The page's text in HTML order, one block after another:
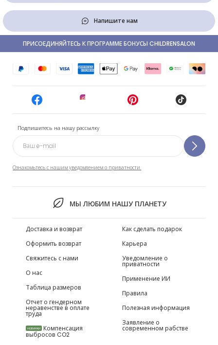
Напишите нам
Подпишитесь на нашу рассылку
Ознакомьтесь с нашим уведомлением о приватности.
МЫ ЛЮБИМ НАШУ ПЛАНЕТУ
ПРИСОЕДИНЯЙТЕСЬ К ПРОГРАММЕ БОНУСЫ CHILDRENSALON
Доставка и возврат
Оформить возврат
Свяжитесь с нами
О нас
Таблица размеров
Отчет о гендерном
неравенстве в оплате
труда
НОВИНКИ Компенсация
выбросов CO2
Как сделать подарок
Карьера
Уведомление о
приватности
Применение ИИ
Правила
Полезная информация
Заявление о
современном рабстве